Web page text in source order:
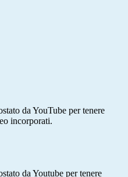
da YouTube per tenere
incorporati.
da Youtube per tenere